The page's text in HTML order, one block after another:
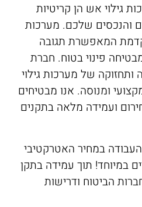
גילוי אש הן קריטיות
והנכסים שלכם. מערכות
המאפשרת תגובה
פינוי בטוח. חברת
של מערכות גילוי
ומנוסה. אנו מבטיחים
ועמידה מלאה בתקנים
במחיר האטרקטיבי
במיוחד! תוך עמידה בתקן
הביטוח ודרישות